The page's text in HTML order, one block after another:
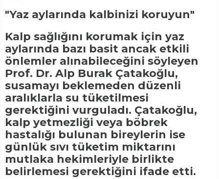
"Yaz aylarında kalbinizi koruyun"
Kalp sağlığını korumak için yaz
aylarında bazı basit ancak etkili
önlemler alınabileceğini söyleyen
Prof. Dr. Alp Burak Çatakoğlu,
susamayı beklemeden düzenli
aralıklarla su tüketilmesi
gerektiğini vurguladı. Çatakoğlu,
kalp yetmezliği veya böbrek
hastalığı bulunan bireylerin ise
günlük sıvı tüketim miktarını
mutlaka hekimleriyle birlikte
belirlemesi gerektiğini ifade etti.